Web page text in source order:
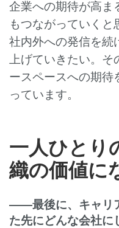
企業への期待が高ま
もつながっていくと
社内外への発信を続
上げていきたい。そ
ースペースへの期待
っています。
一人ひとり
織の価値に
――最後に、キャリ
た先にどんな会社に